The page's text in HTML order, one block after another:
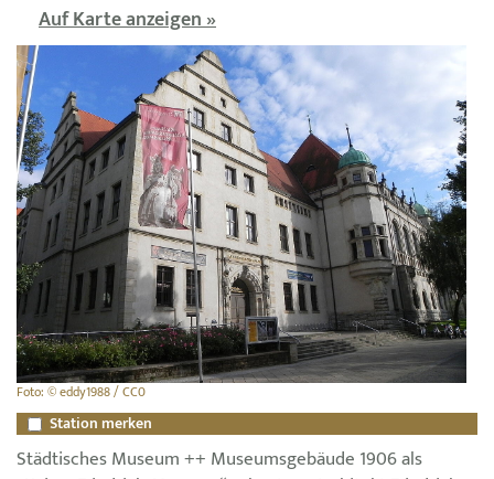
Auf Karte anzeigen »
Foto: © eddy1988 / CC0
Station merken
Städtisches Museum ++ Museumsgebäude 1906 als